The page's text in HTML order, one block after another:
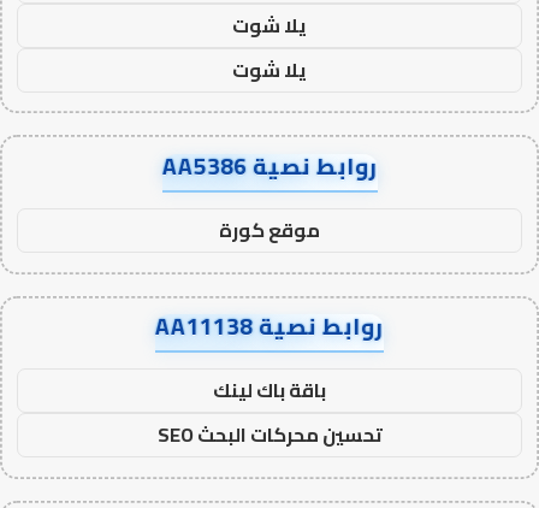
يلا شوت
يلا شوت
روابط نصية AA5386
موقع كورة
روابط نصية AA11138
باقة باك لينك
تحسين محركات البحث SEO